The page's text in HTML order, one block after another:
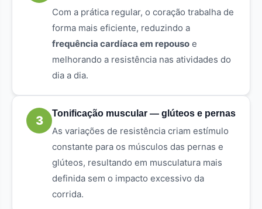
Com a prática regular, o coração trabalha de
forma mais eficiente, reduzindo a
frequência cardíaca em repouso e
melhorando a resistência nas atividades do
dia a dia.
3
Tonificação muscular — glúteos e pernas
As variações de resistência criam estímulo
constante para os músculos das pernas e
glúteos, resultando em musculatura mais
definida sem o impacto excessivo da
corrida.